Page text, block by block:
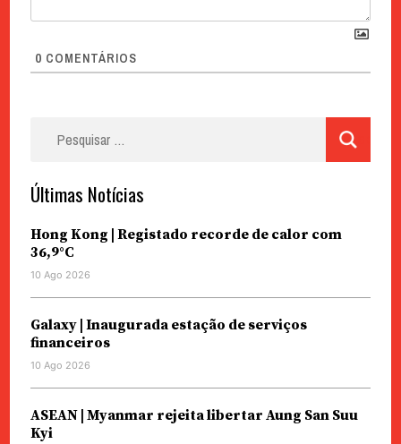
0 COMENTÁRIOS
Últimas Notícias
Hong Kong | Registado recorde de calor com
36,9°C
10 Ago 2026
Galaxy | Inaugurada estação de serviços
financeiros
10 Ago 2026
ASEAN | Myanmar rejeita libertar Aung San Suu
Kyi